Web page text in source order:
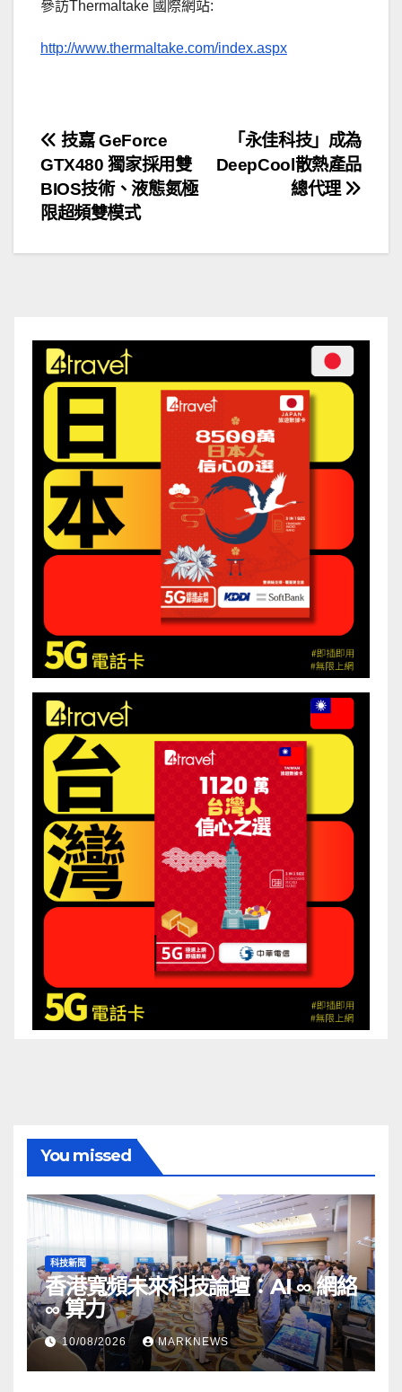
參訪Thermaltake 國際網站:
http://www.thermaltake.com/index.aspx
文
章
導
覽
「永佳科技」成為
DeepCool散熱產品
總代理
技嘉 GeForce
GTX480 獨家採用雙
BIOS技術、液態氮極
限超頻雙模式
You missed
科技新聞
香港寬頻未來科技論壇：AI ∞ 網絡
∞ 算力
10/08/2026 MARKNEWS